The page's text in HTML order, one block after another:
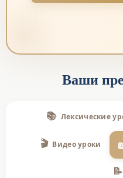
Ваши
📚 Лексические
🎬 Видео уроки
📝